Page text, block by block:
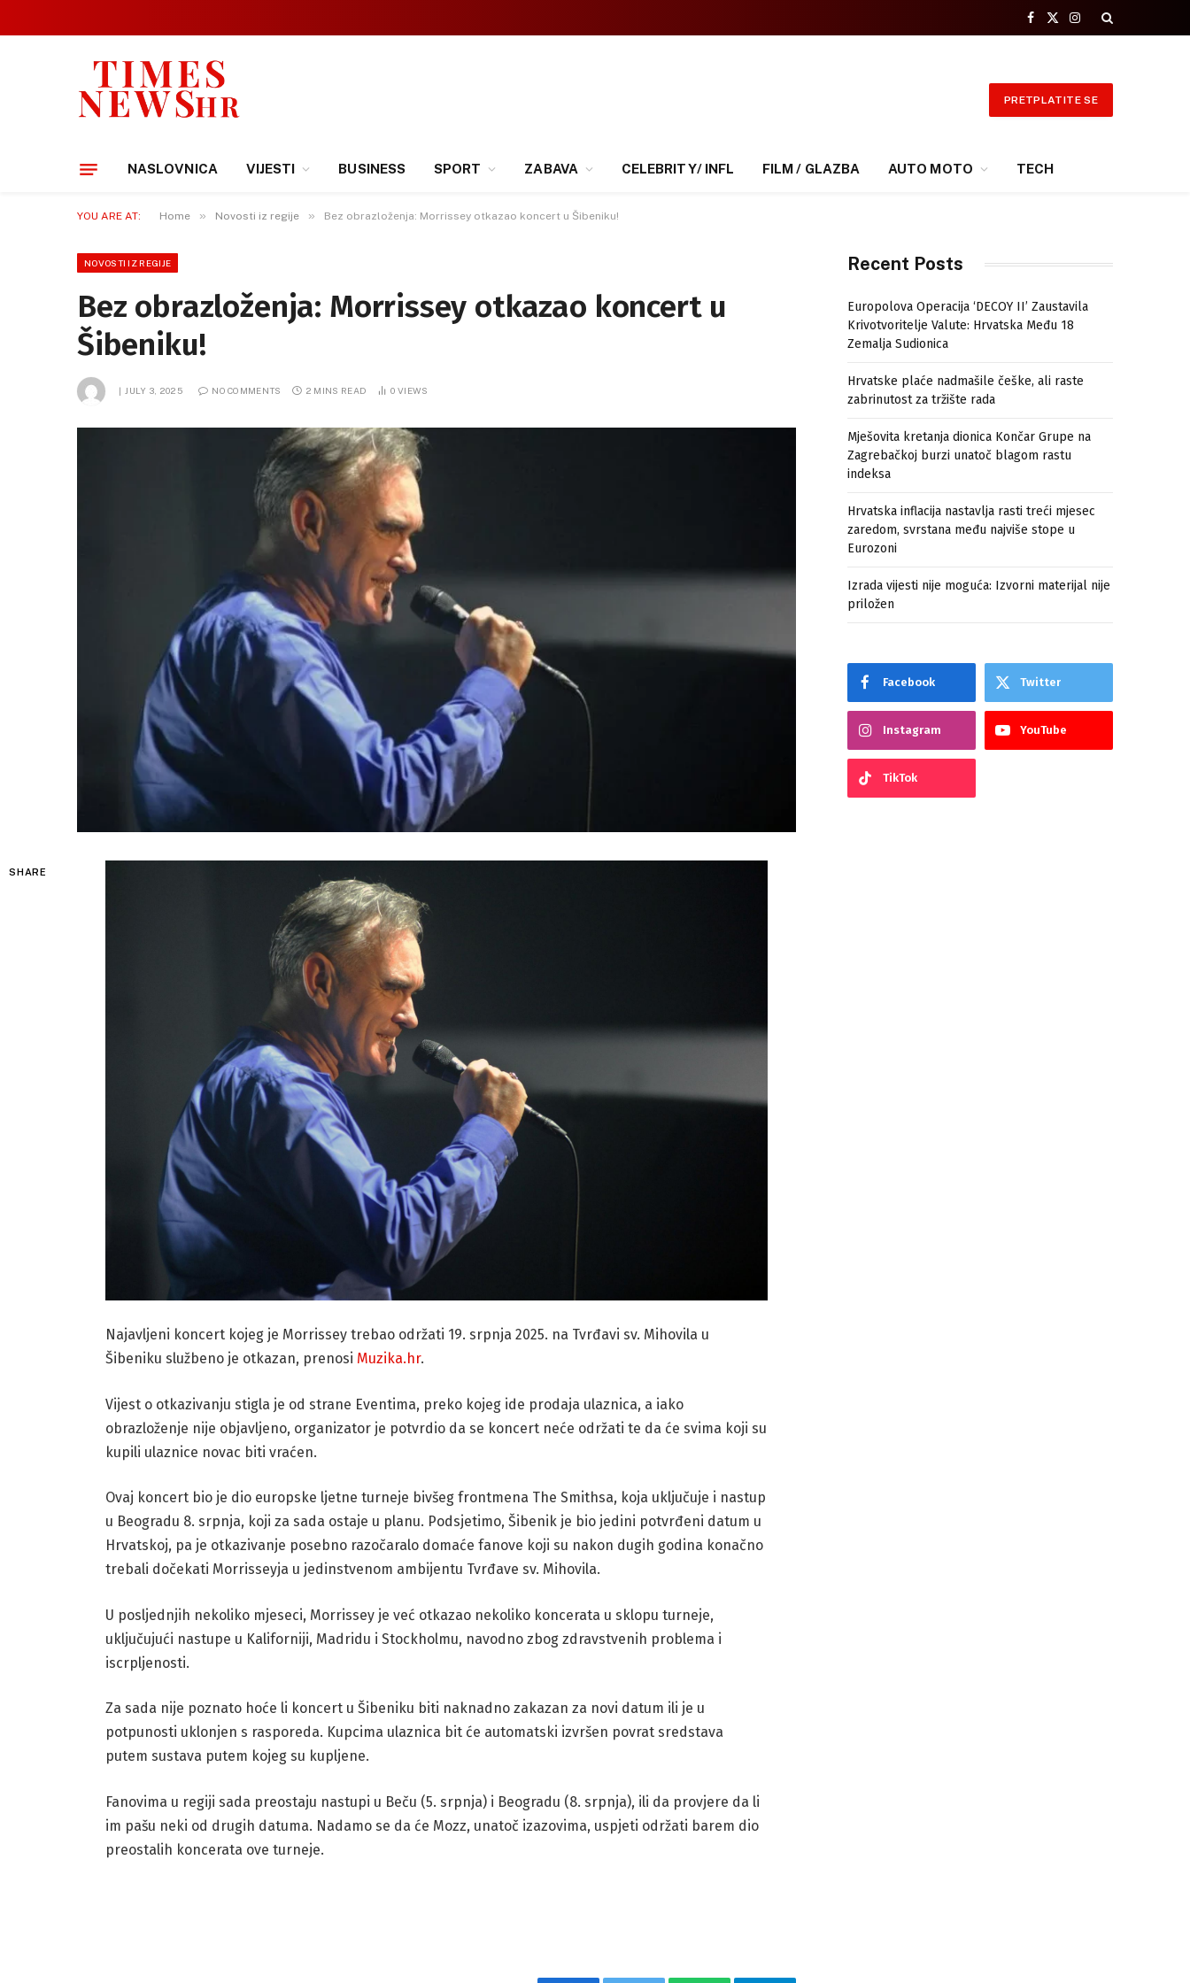
Facebook
X
Instagram
PRETPLATITE SE
NASLOVNICA VIJESTI BUSINESS SPORT ZABAVA CELEBRITY/ INFL FILM / GLAZBA AUTO MOTO TECH
YOU ARE AT: Home » Novosti iz regije » Bez obrazloženja: Morrissey otkazao koncert u Šibeniku!
NOVOSTI IZ REGIJE
Bez obrazloženja: Morrissey otkazao koncert u
Šibeniku!
JULY 3, 2025 NO COMMENTS 2 MINS READ 0VIEWS
SHARE
Najavljeni koncert kojeg je Morrissey trebao održati 19. srpnja 2025. na Tvrđavi sv. Mihovila u
Šibeniku službeno je otkazan, prenosi Muzika.hr.
Vijest o otkazivanju stigla je od strane Eventima, preko kojeg ide prodaja ulaznica, a iako
obrazloženje nije objavljeno, organizator je potvrdio da se koncert neće održati te da će svima koji su
kupili ulaznice novac biti vraćen.
Ovaj koncert bio je dio europske ljetne turneje bivšeg frontmena The Smithsa, koja uključuje i nastup
u Beogradu 8. srpnja, koji za sada ostaje u planu. Podsjetimo, Šibenik je bio jedini potvrđeni datum u
Hrvatskoj, pa je otkazivanje posebno razočaralo domaće fanove koji su nakon dugih godina konačno
trebali dočekati Morrisseyja u jedinstvenom ambijentu Tvrđave sv. Mihovila.
U posljednjih nekoliko mjeseci, Morrissey je već otkazao nekoliko koncerata u sklopu turneje,
uključujući nastupe u Kaliforniji, Madridu i Stockholmu, navodno zbog zdravstvenih problema i
iscrpljenosti.
Za sada nije poznato hoće li koncert u Šibeniku biti naknadno zakazan za novi datum ili je u
potpunosti uklonjen s rasporeda. Kupcima ulaznica bit će automatski izvršen povrat sredstava
putem sustava putem kojeg su kupljene.
Fanovima u regiji sada preostaju nastupi u Beču (5. srpnja) i Beogradu (8. srpnja), ili da provjere da li
im pašu neki od drugih datuma. Nadamo se da će Mozz, unatoč izazovima, uspjeti održati barem dio
preostalih koncerata ove turneje.
Recent Posts
Europolova Operacija ‘DECOY II’ Zaustavila
Krivotvoritelje Valute: Hrvatska Među 18
Zemalja Sudionica
Hrvatske plaće nadmašile češke, ali raste
zabrinutost za tržište rada
Mješovita kretanja dionica Končar Grupe na
Zagrebačkoj burzi unatoč blagom rastu
indeksa
Hrvatska inflacija nastavlja rasti treći mjesec
zaredom, svrstana među najviše stope u
Eurozoni
Izrada vijesti nije moguća: Izvorni materijal nije
priložen
Facebook Twitter
Instagram YouTube
TikTok